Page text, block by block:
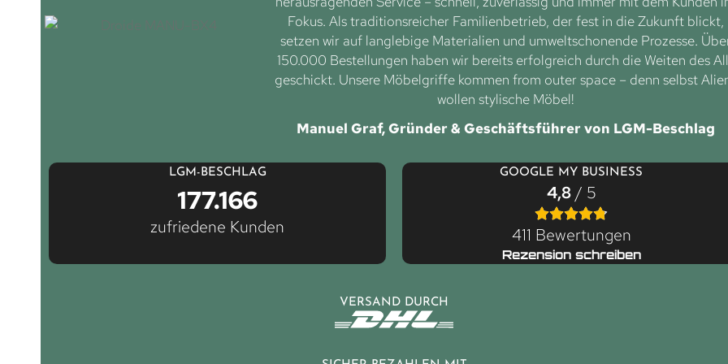
Fokus. Als traditionsreicher Familienbetrieb, der fest in die Zukunft blickt,
setzen wir auf langlebige Materialien und umweltschonende Prozesse.
150.000 Bestellungen haben wir bereits erfolgreich durch die Weiten des
geschickt. Unsere Möbelgriffe kommen from outer space – denn selbst
wollen stylische Möbel!
Manuel Graf, Gründer & Geschäftsführer von LGM-Beschlag
LGM-BESCHLAG
177.166
zufriedene Kunden
GOOGLE MY BUSINESS
4,8/ 5
411 Bewertungen
Rezension schreiben
VERSAND DURCH